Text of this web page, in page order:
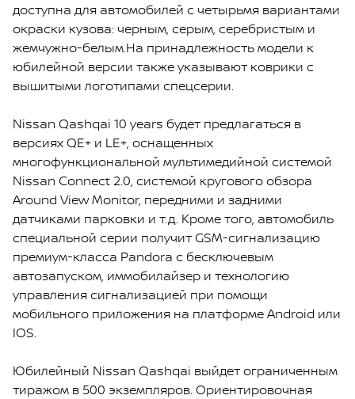
доступна для автомобилей с четырьмя вариантами
окраски кузова: черным, серым, серебристым и
жемчужно-белым.На принадлежность модели к
юбилейной версии также указывают коврики с
вышитыми логотипами спецсерии.
Nissan Qashqai 10 years будет предлагаться в
версиях QE+ и LE+, оснащенных
многофункциональной мультимедийной системой
Nissan Connect 2.0, системой кругового обзора
Around View Monitor, передними и задними
датчиками парковки и т.д. Кроме того, автомобиль
специальной серии получит GSM-сигнализацию
премиум-класса Pandora c бесключевым
автозапуском, иммобилайзер и технологию
управления сигнализацией при помощи
мобильного приложения на платформе Android или
IOS.
Юбилейный Nissan Qashqai выйдет ограниченным
тиражом в 500 экземпляров. Ориентировочная